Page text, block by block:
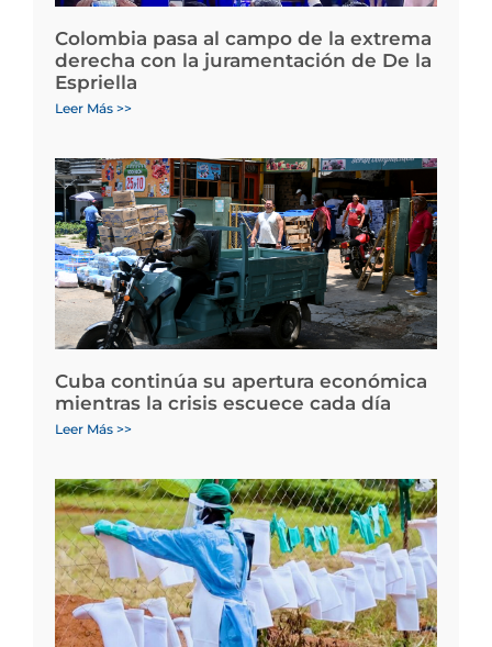
Colombia pasa al campo de la extrema
derecha con la juramentación de De la
Espriella
Leer Más >>
Cuba continúa su apertura económica
mientras la crisis escuece cada día
Leer Más >>